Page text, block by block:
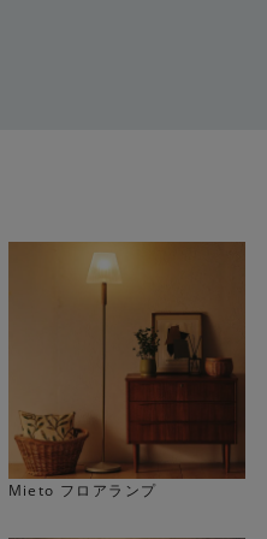
Mieto フロアランプ